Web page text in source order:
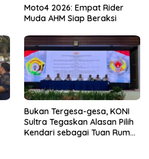
Moto4 2026: Empat Rider
Muda AHM Siap Beraksi
Bukan Tergesa-gesa, KONI
Sultra Tegaskan Alasan Pilih
Kendari sebagai Tuan Rumah